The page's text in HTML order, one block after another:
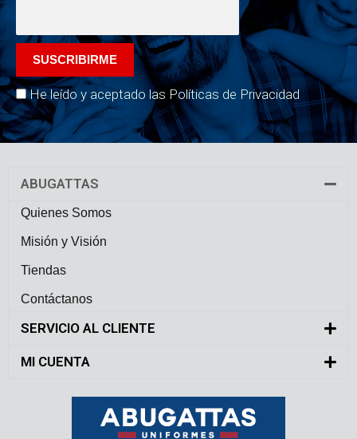
He leído y aceptado las Políticas de Privacidad
ABUGATTAS
Quienes Somos
Misión y Visión
Tiendas
Contáctanos
SERVICIO AL CLIENTE
MI CUENTA